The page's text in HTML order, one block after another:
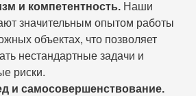
и компетентность.Наши
значительным опытом работы
объектах, что позволяет
нестандартные задачи и
риски.
и самосовершенствование.